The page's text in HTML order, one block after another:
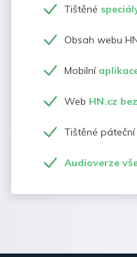
Tištěné
Obsah webu
Mobilní
Web HN.cz
Tištěné
Audioverze